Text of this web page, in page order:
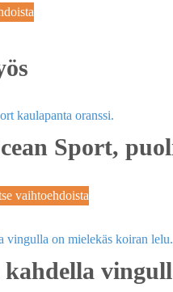
Sport,
vaihtoehdoista
kahdella